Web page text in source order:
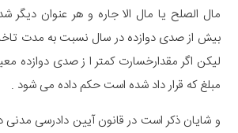
مال الصلح یا مال الا جاره و هر عنوان دیگر
بیش از صدی دوازده در سال نسبت به مدت
لیکن اگر مقدارخسارت کمتر ا ز صدی دوازده
مبلغ که قرار داد شده است حکم داده می شود .
و شایان ذکر است در قانون آیین دادرسی مدنی